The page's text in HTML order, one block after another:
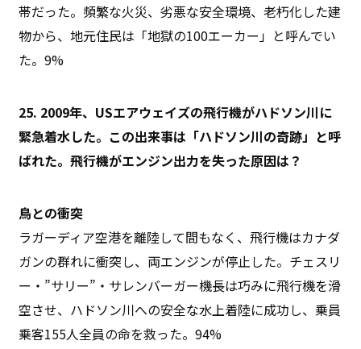
帯だった。頻繁な火災、劣悪な安全環境、老朽化した建
物から、地元住民は「地獄の100エーカー」と呼んでい
た。9%
25. 2009年、USエアウェイズの飛行機がハドソン川に
緊急着水した。この出来事は「ハドソン川の奇跡」と呼
ばれた。飛行機がエンジン出力を失った原因は？
鳥との衝突
ラガーディア空港を離陸して間もなく、飛行機はカナダ
ガンの群れに衝突し、両エンジンが停止した。チェスリ
ー・”サリー”・サレンバーガー機長は巧みに飛行機を滑
空させ、ハドソン川への安全な水上着陸に成功し、乗員
乗客155人全員の命を救った。94%